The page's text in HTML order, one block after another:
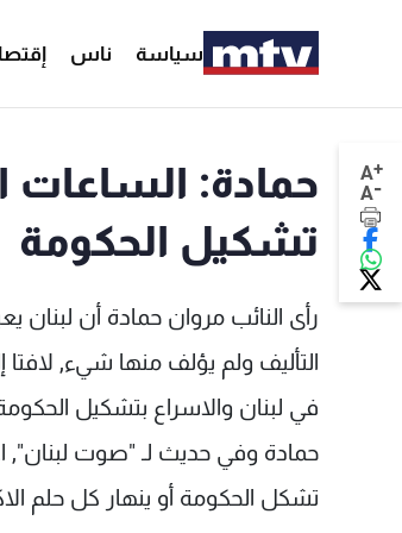
سياسة ناس
A+
A-
حمادة:
تشكيل الحكومة
رأى النائب مروان حمادة أن
التأليف ولم يؤلف منها شيء, لافتا
في لبنان والاسراع بتشكيل
حمادة وفي حديث لـ "صوت لبنان",
تشكل الحكومة أو ينهار كل حلم